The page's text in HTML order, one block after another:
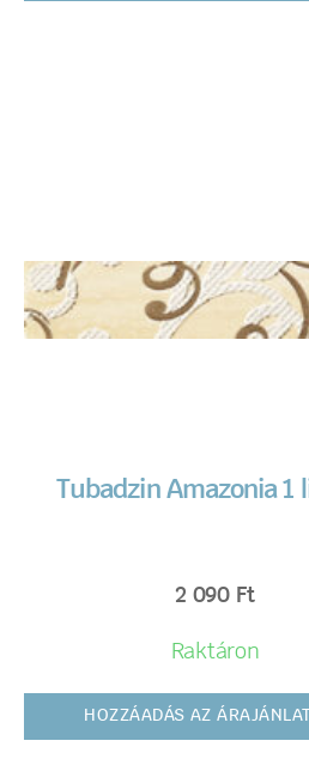
Tubadzin Amazonia 1
2 090 Ft
Raktáron
HOZZÁADÁS AZ